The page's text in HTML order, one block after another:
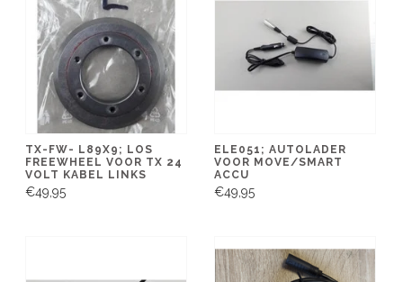
TX-FW- L89X9; LOS
FREEWHEEL VOOR TX 24
VOLT KABEL LINKS
€49,95
ELE051; AUTOLADER
VOOR MOVE/SMART
ACCU
€49,95